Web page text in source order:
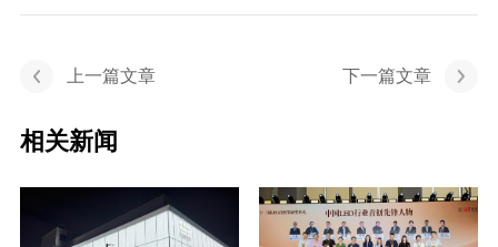
上一篇文章 下一篇文章
相关新闻